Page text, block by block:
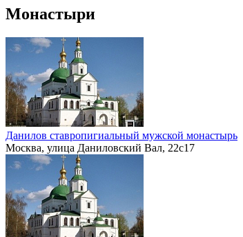
Монастыри
Данилов ставропигиальный мужской монастырь
Москва, улица Даниловский Вал, 22с17